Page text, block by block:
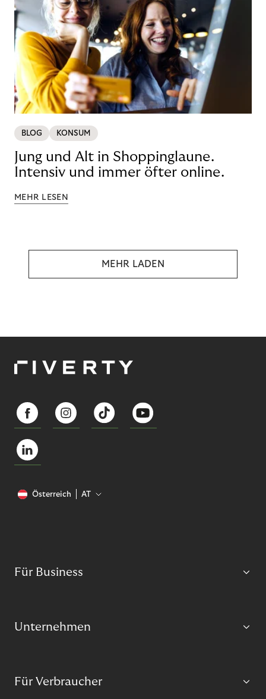
BLOG KONSUM
Jung und Alt in Shoppinglaune.
Intensiv und immer öfter online.
MEHR LESEN
MEHR LADEN
Österreich AT
Für Business
Unternehmen
Für Verbraucher